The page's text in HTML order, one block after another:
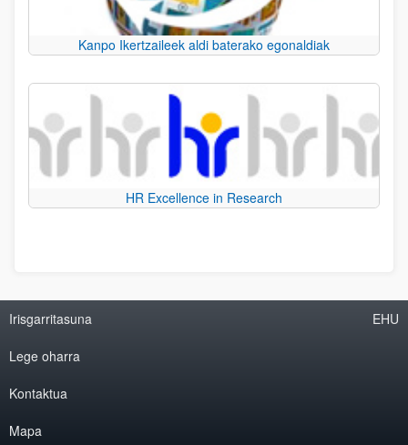
Kanpo Ikertzaileek aldi baterako egonaldiak
HR Excellence in Research
Irisgarritasuna
Lege oharra
Kontaktua
Mapa
EHU